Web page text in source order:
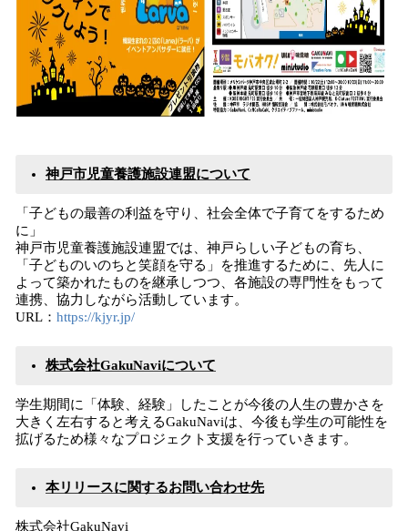
神戸市児童養護施設連盟について
「子どもの最善の利益を守り、社会全体で子育てをするため
に」
神戸市児童養護施設連盟では、神戸らしい子どもの育ち、
「子どものいのちと笑顔を守る」を推進するために、先人に
よって築かれたものを継承しつつ、各施設の専門性をもって
連携、協力しながら活動しています。
URL： https://kjyr.jp/
株式会社GakuNaviについて
学生期間に「体験、経験」したことが今後の人生の豊かさを
大きく左右すると考えるGakuNaviは、今後も学生の可能性を
拡げるため様々なプロジェクト支援を行っていきます。
本リリースに関するお問い合わせ先
株式会社GakuNavi